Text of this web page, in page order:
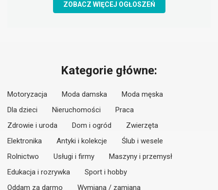
ZOBACZ WIĘCEJ OGŁOSZEŃ
Kategorie główne:
Motoryzacja Moda damska
Moda męska
Dla dzieci
Nieruchomości
Praca
Zdrowie i uroda
Dom i ogród
Zwierzęta
Elektronika
Antyki i kolekcje
Ślub i wesele
Rolnictwo
Usługi i firmy
Maszyny i przemysł
Edukacja i rozrywka
Sport i hobby
Oddam za darmo
Wymiana / zamiana